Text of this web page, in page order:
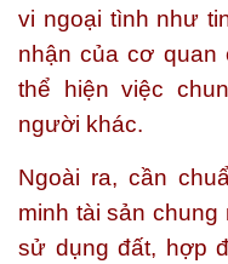
vi ngoại tình như
nhận của cơ quan
thể hiện việc
người khác.
Ngoài ra, cần
minh tài sản
sử dụng đất, hợp